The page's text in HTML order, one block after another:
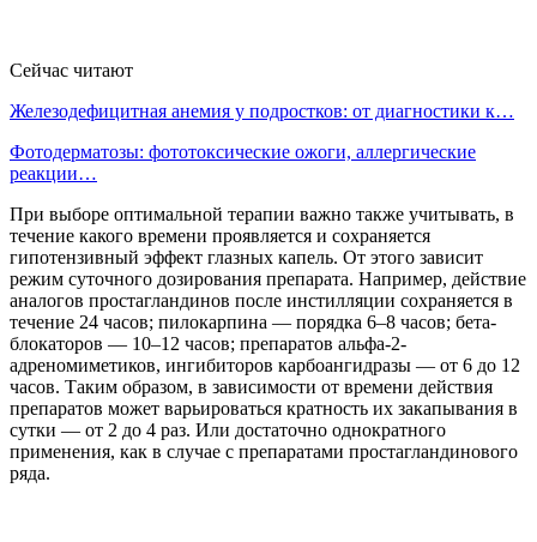
Сейчас читают
Железодефицитная анемия у подростков: от диагностики к…
Фотодерматозы: фототоксические ожоги, аллергические
реакции…
При выборе оптимальной терапии важно также учитывать, в
течение какого времени проявляется и сохраняется
гипотензивный эффект глазных капель. От этого зависит
режим суточного дозирования препарата. Например, действие
аналогов простагландинов после инстилляции сохраняется в
течение 24 часов; пилокарпина — порядка 6–8 часов; бета-
блокаторов — 10–12 часов; препаратов альфа-2-
адреномиметиков, ингибиторов карбоангидразы — от 6 до 12
часов. Таким образом, в зависимости от времени действия
препаратов может варьироваться кратность их закапывания в
сутки — от 2 до 4 раз. Или достаточно однократного
применения, как в случае с препаратами простагландинового
ряда.